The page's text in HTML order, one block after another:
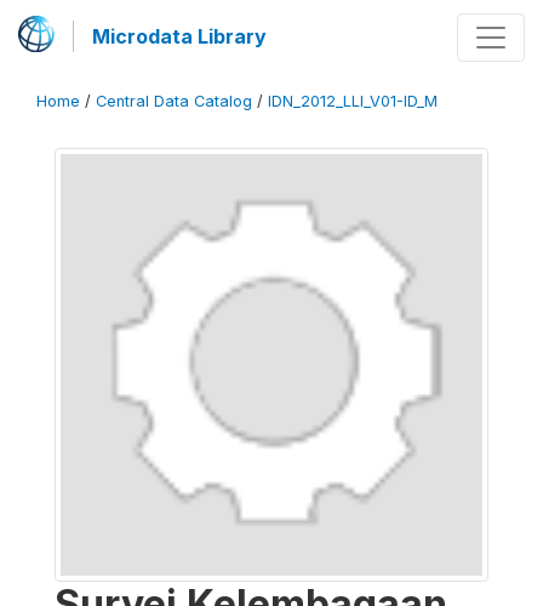
Microdata Library
Home / Central Data Catalog / IDN_2012_LLI_V01-ID_M